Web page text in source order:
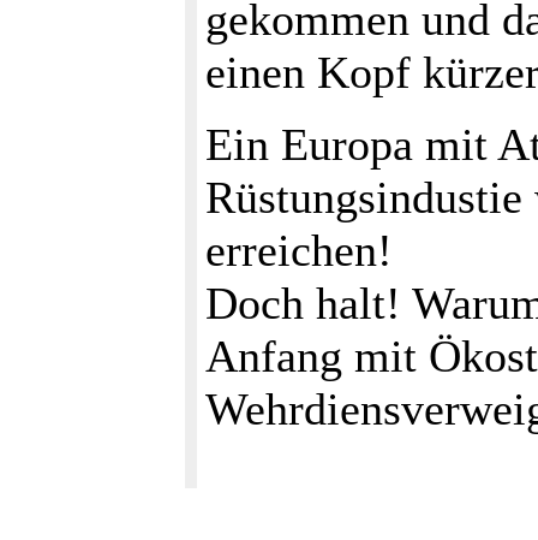
gekommen und
einen Kopf
Ein Europa mit
erreichen!
Doch halt!
Anfang mit